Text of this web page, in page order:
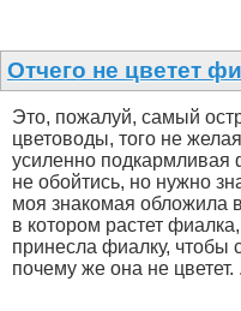
Отчего не цветет
Это, пожалуй, самый
цветоводы, того не
усиленно подкармливая
не обойтись, но нужно
моя знакомая обложила
в котором растет
принесла фиалку, чтобы
почему же она не цветет.